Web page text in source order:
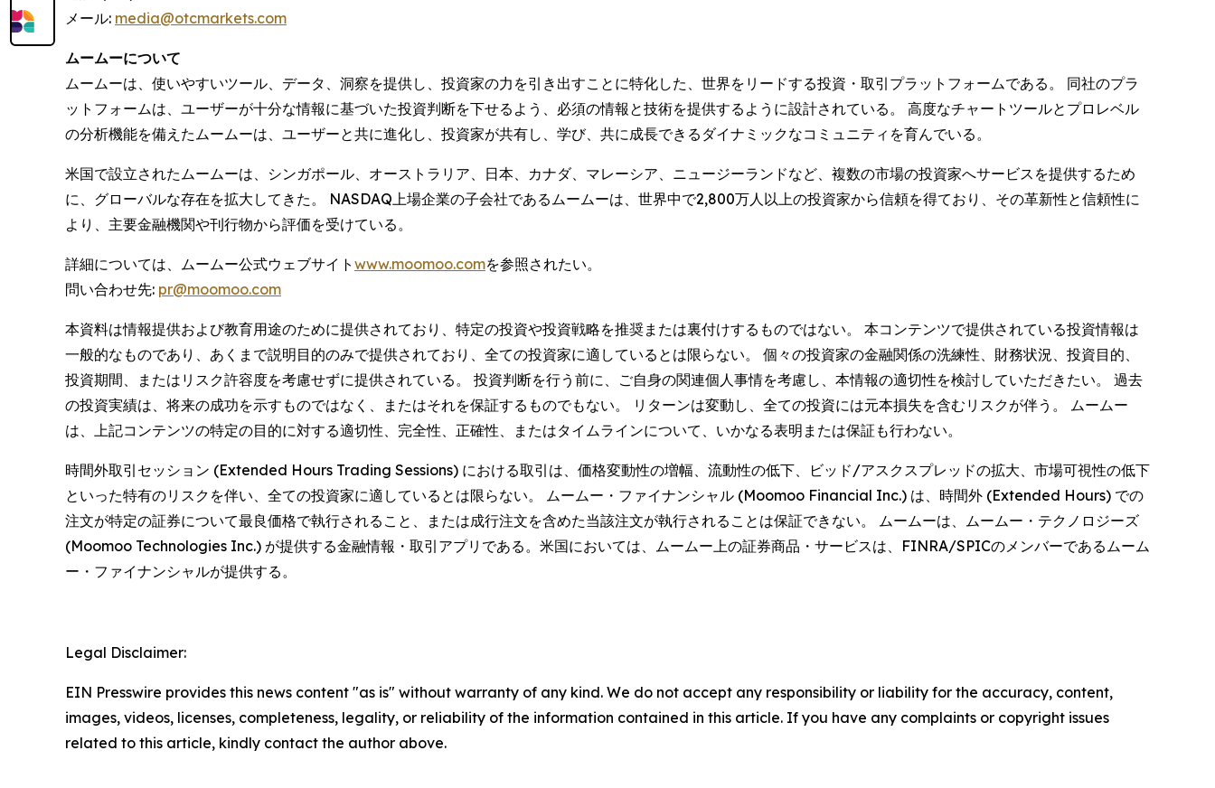
メール: media@otcmarkets.com
ムームーについて
ムームーは、使いやすいツール、データ、洞察を提供し、投資家の力を引き出すことに特化した、世界をリードする投資・取引プラットフォームである。 同社のプラ
ットフォームは、ユーザーが十分な情報に基づいた投資判断を下せるよう、必須の情報と技術を提供するように設計されている。 高度なチャートツールとプロレベル
の分析機能を備えたムームーは、ユーザーと共に進化し、投資家が共有し、学び、共に成長できるダイナミックなコミュニティを育んでいる。
米国で設立されたムームーは、シンガポール、オーストラリア、日本、カナダ、マレーシア、ニュージーランドなど、複数の市場の投資家へサービスを提供するため
に、グローバルな存在を拡大してきた。 NASDAQ上場企業の子会社であるムームーは、世界中で2,800万人以上の投資家から信頼を得ており、その革新性と信頼性に
より、主要金融機関や刊行物から評価を受けている。
詳細については、ムームー公式ウェブサイト www.moomoo.comを参照されたい。
問い合わせ先: pr@moomoo.com
本資料は情報提供および教育用途のために提供されており、特定の投資や投資戦略を推奨または裏付けするものではない。 本コンテンツで提供されている投資情報は
一般的なものであり、あくまで説明目的のみで提供されており、全ての投資家に適しているとは限らない。 個々の投資家の金融関係の洗練性、財務状況、投資目的、
投資期間、またはリスク許容度を考慮せずに提供されている。 投資判断を行う前に、ご自身の関連個人事情を考慮し、本情報の適切性を検討していただきたい。 過去
の投資実績は、将来の成功を示すものではなく、またはそれを保証するものでもない。 リターンは変動し、全ての投資には元本損失を含むリスクが伴う。 ムームー
は、上記コンテンツの特定の目的に対する適切性、完全性、正確性、またはタイムラインについて、いかなる表明または保証も行わない。
時間外取引セッション (Extended Hours Trading Sessions) における取引は、価格変動性の増幅、流動性の低下、ビッド/アスクスプレッドの拡大、市場可視性の低下
といった特有のリスクを伴い、全ての投資家に適しているとは限らない。 ムームー・ファイナンシャル (Moomoo Financial Inc.) は、時間外 (Extended Hours) での
注文が特定の証券について最良価格で執行されること、または成行注文を含めた当該注文が執行されることは保証できない。 ムームーは、ムームー・テクノロジーズ
(Moomoo Technologies Inc.) が提供する金融情報・取引アプリである。米国においては、ムームー上の証券商品・サービスは、FINRA/SPICのメンバーであるムーム
ー・ファイナンシャルが提供する。
Legal Disclaimer:
EIN Presswire provides this news content "as is" without warranty of any kind. We do not accept any responsibility or liability for the accuracy, content,
images, videos, licenses, completeness, legality, or reliability of the information contained in this article. If you have any complaints or copyright issues
related to this article, kindly contact the author above.